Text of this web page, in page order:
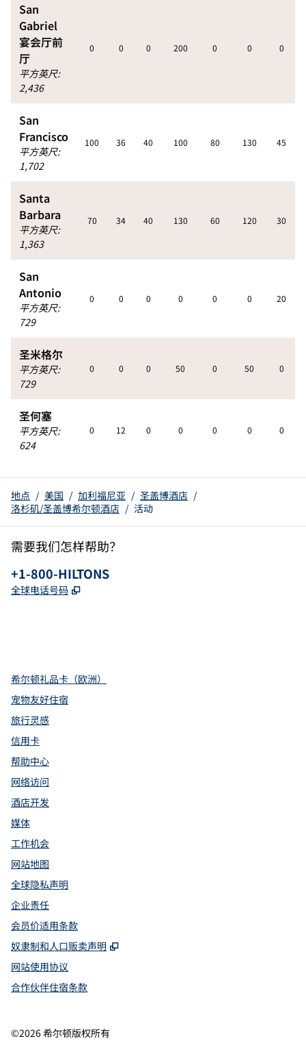
San
Gabriel
宴会厅前
厅
平方英尺:
2,436
0 0 0 200 0 0 0
San
Francisco
平方英尺:
1,702
100 36 40 100 80 130 45
Santa
Barbara
平方英尺:
1,363
70 34 40 130 60 120 30
San
Antonio
平方英尺:
729
0 0 0 0 0 0 20
圣米格尔
平方英尺:
729
0 0 0 50 0 50 0
圣何塞
平方英尺:
624
0 12 0 0 0 0 0
地点 / 美国 / 加利福尼亚 / 圣盖博酒店 /
洛杉矶/圣盖博希尔顿酒店 / 活动
需要我们怎样帮助？
电话：
+1-800-HILTONS
全球电话号码 ,
希尔顿礼品卡（欧洲）
宠物友好住宿
旅行灵感
信用卡
帮助中心
网络访问
酒店开发
媒体
工作机会
网站地图
全球隐私声明
企业责任
会员价适用条款
奴隶制和人口贩卖声明
,
网站使用协议
合作伙伴住宿条款
©2026希尔顿版权所有